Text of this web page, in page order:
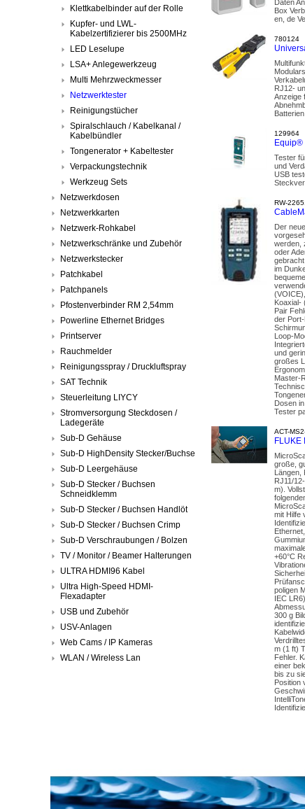
Klettkabelbinder auf der Rolle
Kupfer- und LWL-
Kabelzertifizierer bis 2500MHz
LED Leselupe
LSA+ Anlegewerkzeug
Multi Mehrzweckmesser
Netzwerktester
Reinigungstücher
Spiralschlauch / Kabelkanal /
Kabelbündler
Tongenerator + Kabeltester
Verpackungstechnik
Werkzeug Sets
Netzwerkdosen
Netzwerkkarten
Netzwerk-Rohkabel
Netzwerkschränke und Zubehör
Netzwerkstecker
Patchkabel
Patchpanels
Pfostenverbinder RM 2,54mm
Powerline Ethernet Bridges
Printserver
Rauchmelder
Reinigungsspray / Druckluftspray
SAT Technik
Steuerleitung LIYCY
Stromversorgung Steckdosen /
Ladegeräte
Sub-D Gehäuse
Sub-D HighDensity Stecker/Buchse
Sub-D Leergehäuse
Sub-D Stecker / Buchsen
Schneidklemm
Sub-D Stecker / Buchsen Handlöt
Sub-D Stecker / Buchsen Crimp
Sub-D Verschraubungen / Bolzen
TV / Monitor / Beamer Halterungen
ULTRA HDMI96 Kabel
Ultra High-Speed HDMI-
Flexadapter
USB und Zubehör
USV-Anlagen
Web Cams / IP Kameras
WLAN / Wireless Lan
Daten
Box
en, de
780124
RJ12-
Anzeige
129964
Equip®
Tester
und
USB
RW-
Der
werden,
oder
im
Koaxial-
Pair
der
Loop-
und
großes
Master-
Dosen
Tester
ACT-
FLUKE
große,
Längen,
RJ11/
m).
mit Hilfe
+60°C
poligen
IEC
300 g
m (1 ft)
Fehler.
einer
bis zu
Position